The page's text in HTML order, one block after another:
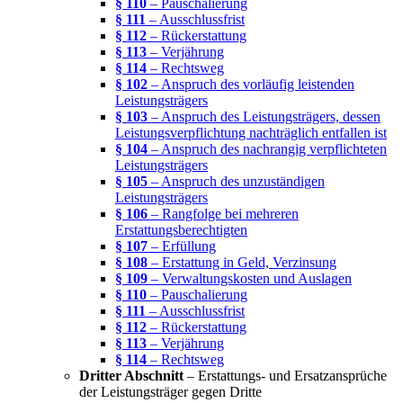
§ 110 – Pauschalierung
§ 111 – Ausschlussfrist
§ 112 – Rückerstattung
§ 113 – Verjährung
§ 114 – Rechtsweg
§ 102 – Anspruch des vorläufig leistenden
Leistungsträgers
§ 103 – Anspruch des Leistungsträgers, dessen
Leistungsverpflichtung nachträglich entfallen ist
§ 104 – Anspruch des nachrangig verpflichteten
Leistungsträgers
§ 105 – Anspruch des unzuständigen
Leistungsträgers
§ 106 – Rangfolge bei mehreren
Erstattungsberechtigten
§ 107 – Erfüllung
§ 108 – Erstattung in Geld, Verzinsung
§ 109 – Verwaltungskosten und Auslagen
§ 110 – Pauschalierung
§ 111 – Ausschlussfrist
§ 112 – Rückerstattung
§ 113 – Verjährung
§ 114 – Rechtsweg
Dritter Abschnitt – Erstattungs- und Ersatzansprüche
der Leistungsträger gegen Dritte